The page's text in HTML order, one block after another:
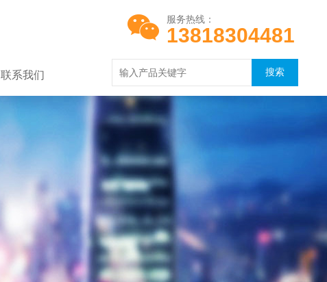
服务热线：
13818304481
联系我们